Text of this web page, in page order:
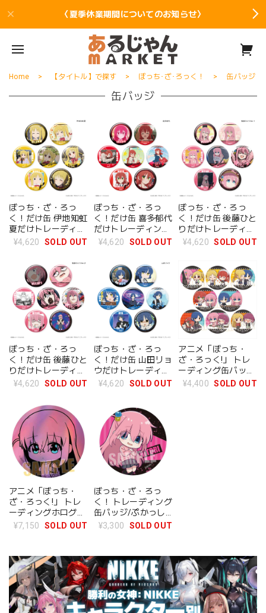
〈夏季休業期間についてのお知らせ〉
Home 【タイトル】で探す ぼっち･ざ･ろっく！ 缶バッジ
缶バッジ
ぼっち・ざ・ろっ
く！だけ缶 伊地知虹
夏だけトレーディン
グ缶バッジ BOX 全7
¥4,620 SOLD OUT
ぼっち・ざ・ろっ
く！だけ缶 喜多郁代
だけトレーディング
缶バッジ BOX 全7種
¥4,620 SOLD OUT
ぼっち・ざ・ろっ
く！だけ缶 後藤ひと
りだけトレーディン
グ缶バッジ Ver.1
¥4,620 SOLD OUT
ぼっち・ざ・ろっ
く！だけ缶 後藤ひと
りだけトレーディン
グ缶バッジ Ver.2
¥4,620 SOLD OUT
ぼっち・ざ・ろっ
く！だけ缶 山田リョ
ウだけトレーディン
グ缶バッジ BOX 全7
¥4,620 SOLD OUT
アニメ「ぼっち・
ざ・ろっく!」 トレ
ーディング缶バッ
ジ/ぷちめもっ! BOX
¥4,400 SOLD OUT
アニメ「ぼっち・
ざ・ろっく!」 トレ
ーディングホログラ
ム缶バッジ/てくト
¥7,150 SOLD OUT
ぼっち・ざ・ろっ
く！ トレーディング
缶バッジ/ぷかっし
ゅ BOX 全6種
¥3,300 SOLD OUT